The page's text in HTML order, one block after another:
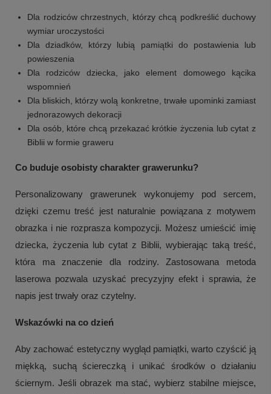
Dla rodziców chrzestnych, którzy chcą podkreślić duchowy
wymiar uroczystości
Dla dziadków, którzy lubią pamiątki do postawienia lub
powieszenia
Dla rodziców dziecka, jako element domowego kącika
wspomnień
Dla bliskich, którzy wolą konkretne, trwałe upominki zamiast
jednorazowych dekoracji
Dla osób, które chcą przekazać krótkie życzenia lub cytat z
Biblii w formie graweru
Co buduje osobisty charakter grawerunku?
Personalizowany grawerunek wykonujemy pod sercem,
dzięki czemu treść jest naturalnie powiązana z motywem
obrazka i nie rozprasza kompozycji. Możesz umieścić imię
dziecka, życzenia lub cytat z Biblii, wybierając taką treść,
która ma znaczenie dla rodziny. Zastosowana metoda
laserowa pozwala uzyskać precyzyjny efekt i sprawia, że
napis jest trwały oraz czytelny.
Wskazówki na co dzień
Aby zachować estetyczny wygląd pamiątki, warto czyścić ją
miękką, suchą ściereczką i unikać środków o działaniu
ściernym. Jeśli obrazek ma stać, wybierz stabilne miejsce,